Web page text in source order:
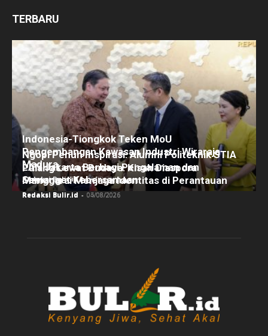
TERBARU
Indonesia-Tiongkok Teken MoU
Pengembangan Kawasan Industri Wiraraja
Madura
Redaksi Bulir.id - 06/08/2026
Ngopi Penuh Inspirasi: Alumni Politeknik STIA
LAN Jakarta Berbagi Pengalaman dan
Semangat Kebersamaan
Redaksi Bulir.id - 05/08/2026
Pulang Lewat Budaya: Kisah Diaspora
Manggarai Menjaga Identitas di Perantauan
Redaksi Bulir.id - 04/08/2026